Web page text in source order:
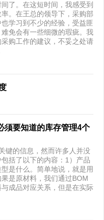
了。在这短时间，我感受到
。在王总的领导下，采购部
学习到不少的经验，受益匪
免会有一些细微的瑕疵。我
购工作的建议，不妥之处请
须要知道的库存管理4个
键的信息，然而许多人并没
括了以下的内容：1）产品
是什么。简单地说，就是用
是原材料，我们通过BOM
成品对应关系，但是在实际